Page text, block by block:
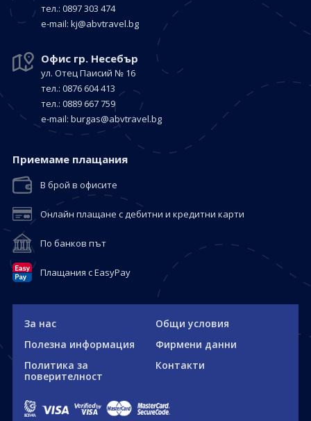
тел.: 0897 303 474
е-mail: kj@abvtravel.bg
Офис гр. Несебър
ул. Отец Паисий № 16
тел.: 0876 604 413
тел.: 0889 667 759
е-mail: burgas@abvtravel.bg
Приемaме плащания
В брой в офисите
Онлайн плащане с дебитни и кредитни карти
По банков път
Плащания с EasyPay
За нас
Общи условия
Полезна информация
Фирмени данни
Политика за
поверителност
Контакти